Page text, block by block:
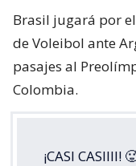
Brasil jugará por
de Voleibol ante
pasajes al
Colombia.
¡CASI CASIIII!